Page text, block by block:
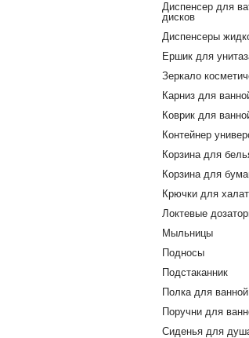
Диспенсер для
дисков
Диспенсеры
Ершик для
Зеркало
Карниз для
Коврик для
Контейнер
Корзина для
Корзина для
Крючки для
Локтевые
Мыльницы
Подносы
Подстаканник
Полка для
Поручни для
Сиденья для